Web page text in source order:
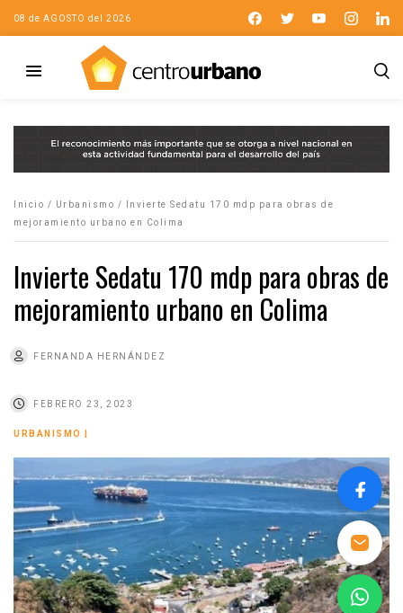
08 de AGOSTO del 2026
Inicio / Urbanismo /
Invierte Sedatu 170 mdp para obras de
mejoramiento urbano en Colima
Invierte Sedatu 170 mdp para obras de
mejoramiento urbano en Colima
FERNANDA HERNÁNDEZ
FEBRERO 23, 2023
URBANISMO